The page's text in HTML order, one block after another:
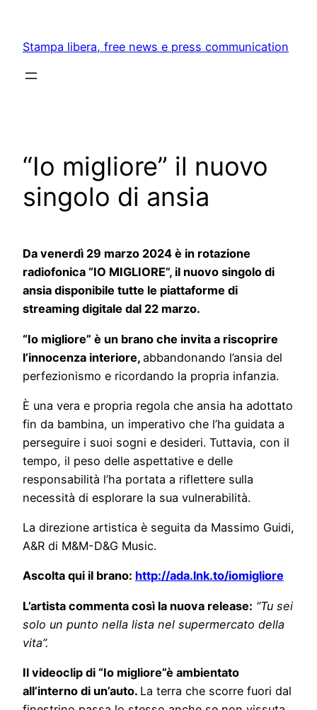
content
Stampa libera, free news e press communication
“Io migliore” il nuovo
singolo di ansia
Da venerdì 29 marzo 2024 è in rotazione
radiofonica “IO MIGLIORE”, il nuovo singolo di
ansia disponibile tutte le piattaforme di
streaming digitale dal 22 marzo.
“Io migliore” è un brano che invita a riscoprire
l’innocenza interiore, abbandonando l’ansia del
perfezionismo e ricordando la propria infanzia.
È una vera e propria regola che ansia ha adottato
fin da bambina, un imperativo che l’ha guidata a
perseguire i suoi sogni e desideri. Tuttavia, con il
tempo, il peso delle aspettative e delle
responsabilità l’ha portata a riflettere sulla
necessità di esplorare la sua vulnerabilità.
La direzione artistica è seguita da Massimo Guidi,
A&R di M&M-D&G Music.
Ascolta qui il brano: http://ada.lnk.to/iomigliore
L’artista commenta così la nuova release: “Tu sei
solo un punto nella lista nel supermercato della
vita”.
Il videoclip di “Io migliore”è ambientato
all’interno di un’auto. La terra che scorre fuori dal